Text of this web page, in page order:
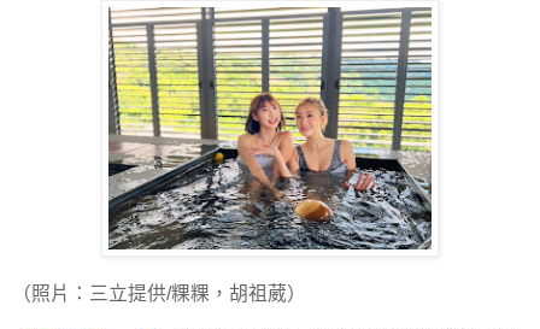
（照片：三立提供/粿粿，胡祖葳）